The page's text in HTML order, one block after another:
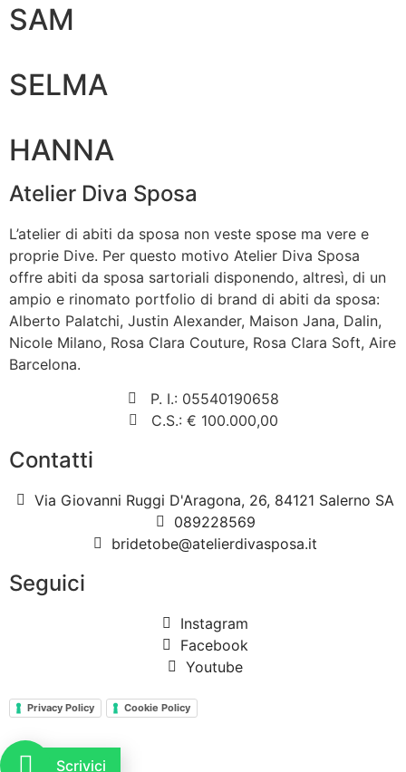
SAM
SELMA
HANNA
Atelier Diva Sposa
L’atelier di abiti da sposa non veste spose ma vere e
proprie Dive. Per questo motivo Atelier Diva Sposa
offre abiti da sposa sartoriali disponendo, altresì, di un
ampio e rinomato portfolio di brand di abiti da sposa:
Alberto Palatchi, Justin Alexander, Maison Jana, Dalin,
Nicole Milano, Rosa Clara Couture, Rosa Clara Soft, Aire
Barcelona.
P. I.: 05540190658
C.S.: € 100.000,00
Contatti
Via Giovanni Ruggi D'Aragona, 26, 84121 Salerno SA
089228569
bridetobe@atelierdivasposa.it
Seguici
Instagram
Facebook
Youtube
Privacy Policy Cookie Policy
Scrivici